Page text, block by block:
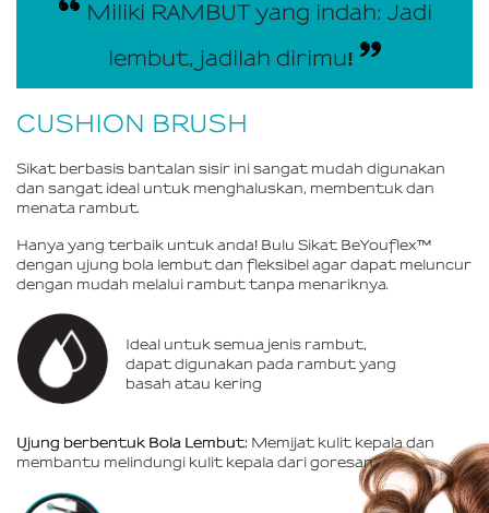
Miliki RAMBUT yang indah: Jadi
lembut, jadilah dirimu!
CUSHION BRUSH
Sikat berbasis bantalan sisir ini sangat mudah digunakan
dan sangat ideal untuk menghaluskan, membentuk dan
menata rambut.
Hanya yang terbaik untuk anda! Bulu Sikat BeYouflex™
dengan ujung bola lembut dan fleksibel agar dapat meluncur
dengan mudah melalui rambut tanpa menariknya.
Ideal untuk semua jenis rambut,
dapat digunakan pada rambut yang
basah atau kering
Ujung berbentuk Bola Lembut: Memijat kulit kepala dan
membantu melindungi kulit kepala dari goresan